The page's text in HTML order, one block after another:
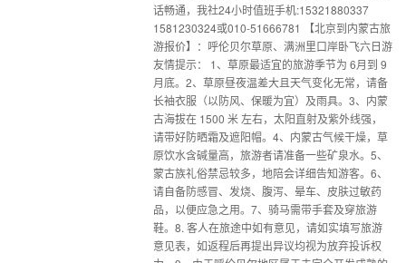
话畅通，我社24小时值班手机:15321880337
1581230324或010-51666781 【北京到内蒙古旅
游报价】：呼伦贝尔草原、满洲里口岸卧飞六日游
友情提示： 1、草原最适宜的旅游季节为 6月到 9
月底。2、草原昼夜温差大且天气变化无常，请备
长袖衣服（以防风、保暖为宜）及雨具。3、内蒙
古海拔在 1500 米 左右，太阳直射及紫外线强，
请带好防晒霜及遮阳帽。4、内蒙古气候干燥，草
原饮水含碱量高，旅游者请准备一些矿泉水。5、
蒙古族礼俗禁忌较多，地陪会详细告知游客。6、
请自备防感冒、发烧、腹泻、晕车、皮肤过敏药
品，以便应急之用。7、骑马需带手套及穿旅游
鞋。8. 客人在旅途中如有意见，请如实填写旅游
意见表，如返程后再提出异议均视为放弃投诉权